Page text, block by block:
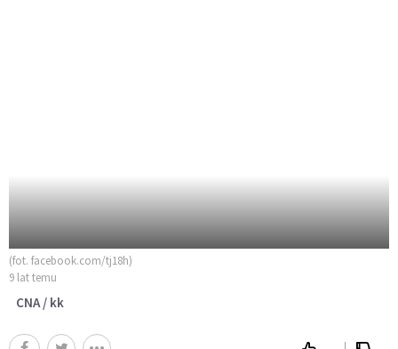
(fot. facebook.com/tj18h)
9 lat temu
CNA / kk